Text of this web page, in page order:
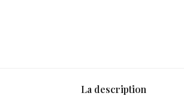
La description